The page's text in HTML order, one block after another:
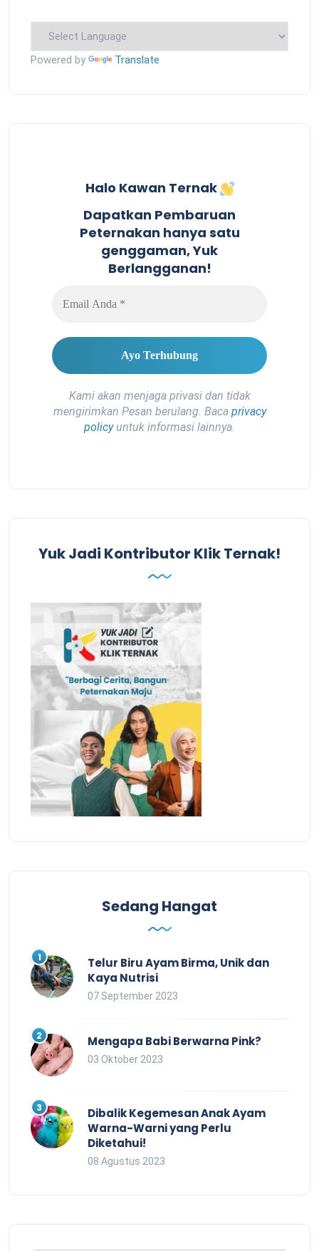
Powered by Translate
Halo Kawan Ternak
Dapatkan Pembaruan
Peternakan hanya satu
genggaman, Yuk
Berlangganan!
Kami akan menjaga privasi dan tidak
mengirimkan Pesan berulang. Baca privacy
policyuntuk informasi lainnya.
Yuk Jadi Kontributor Klik Ternak!
Sedang Hangat
Telur Biru Ayam Birma, Unik dan
Kaya Nutrisi
07 September 2023
Mengapa Babi Berwarna Pink?
03 Oktober 2023
Dibalik Kegemesan Anak Ayam
Warna-Warni yang Perlu
Diketahui!
08 Agustus 2023